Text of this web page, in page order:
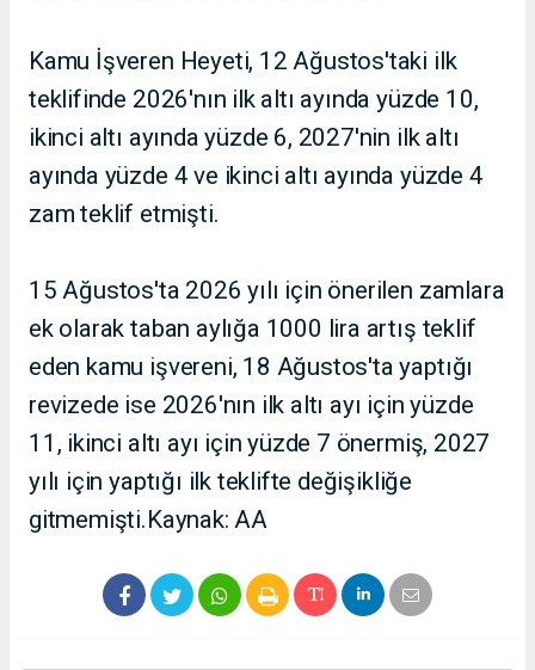
Kamu İşveren Heyeti, 12 Ağustos'taki ilk
teklifinde 2026'nın ilk altı ayında yüzde 10,
ikinci altı ayında yüzde 6, 2027'nin ilk altı
ayında yüzde 4 ve ikinci altı ayında yüzde 4
zam teklif etmişti.
15 Ağustos'ta 2026 yılı için önerilen zamlara
ek olarak taban aylığa 1000 lira artış teklif
eden kamu işvereni, 18 Ağustos'ta yaptığı
revizede ise 2026'nın ilk altı ayı için yüzde
11, ikinci altı ayı için yüzde 7 önermiş, 2027
yılı için yaptığı ilk teklifte değişikliğe
gitmemişti.Kaynak: AA